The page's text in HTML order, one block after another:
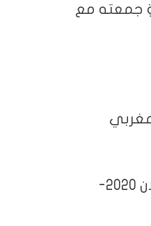
سنة 2016 في مباراةٍ وديّةٍ جمعته مع
تم إعارته إلى نادي بوروسيا دورتموند 2018-2020، ثم لعب لنادي إنتر ميلان 2020-